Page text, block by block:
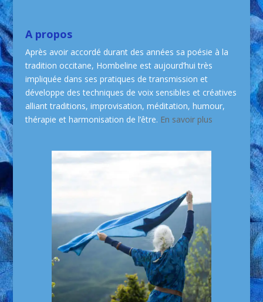
A propos
Après avoir accordé durant des années sa poésie à la
tradition occitane, Hombeline est aujourd’hui très
impliquée dans ses pratiques de transmission et
développe des techniques de voix sensibles et créatives
alliant traditions, improvisation, méditation, humour,
thérapie et harmonisation de l’être. En savoir plus